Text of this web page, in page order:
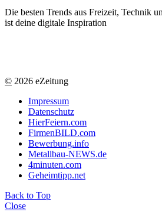
Die besten Trends aus Freizeit, Technik
ist deine digitale Inspiration
© 2026 eZeitung
Impressum
Datenschutz
HierFeiern.com
FirmenBILD.com
Bewerbung.info
Metallbau-NEWS.de
4minuten.com
Geheimtipp.net
Back to Top
Close